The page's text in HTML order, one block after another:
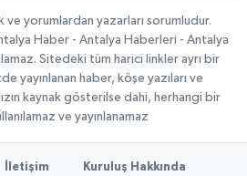
ve yorumlardan yazarları sorumludur.
Haber - Antalya Haberleri - Antalya
Sitedeki tüm harici linkler ayrı bir
yayınlanan haber, köşe yazıları ve
kaynak gösterilse dahi, herhangi bir
ve yayınlanamaz
İletişim
Kuruluş Hakkında